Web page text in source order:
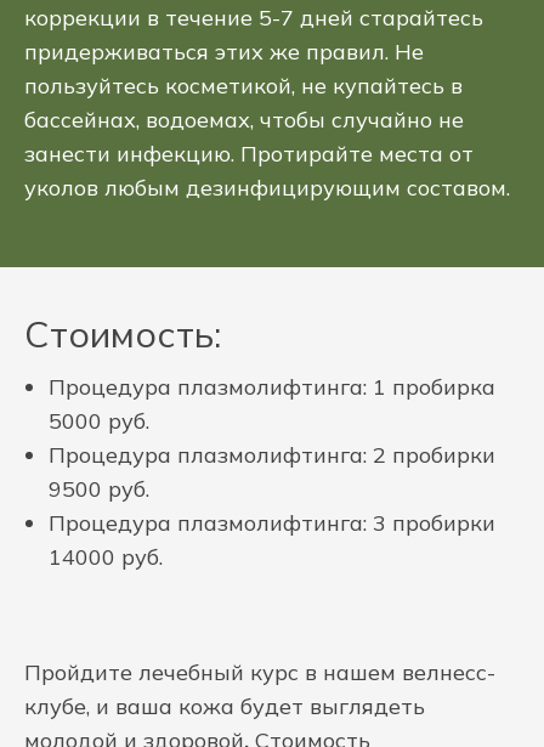
коррекции в течение 5-7 дней старайтесь
придерживаться этих же правил. Не
пользуйтесь косметикой, не купайтесь в
бассейнах, водоемах, чтобы случайно не
занести инфекцию. Протирайте места от
уколов любым дезинфицирующим составом.
Стоимость:
Процедура плазмолифтинга: 1 пробирка
5000 руб.
Процедура плазмолифтинга: 2 пробирки
9500 руб.
Процедура плазмолифтинга: 3 пробирки
14000 руб.
Пройдите лечебный курс в нашем велнесс-
клубе, и ваша кожа будет выглядеть
молодой и здоровой. Стоимость